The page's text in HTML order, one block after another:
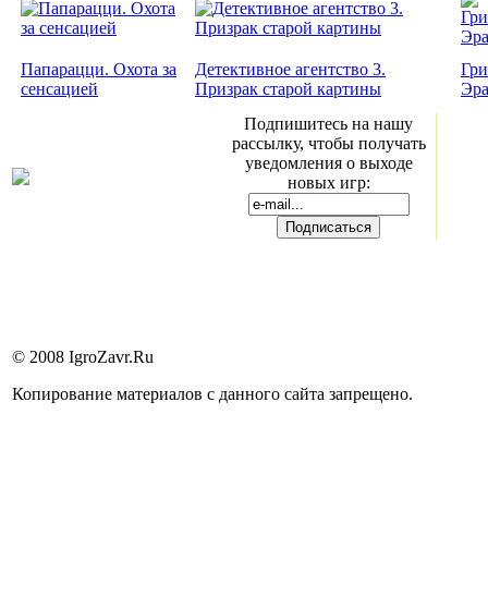
Папарацци. Охота за
сенсацией
Детективное агентство 3.
Призрак старой картины
Эра
Подпишитесь на нашу
рассылку, чтобы получать
уведомления о выходе
новых игр:
© 2008 IgroZavr.Ru
Копирование материалов с данного сайта запрещено.